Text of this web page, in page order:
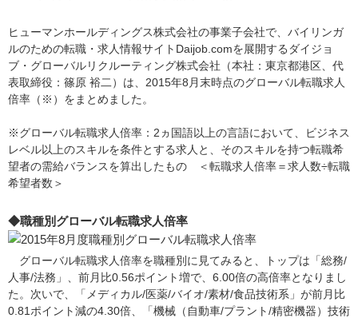
ヒューマンホールディングス株式会社の事業子会社で、バイリンガ
ルのための転職・求人情報サイトDaijob.comを展開するダイジョ
ブ・グローバルリクルーティング株式会社（本社：東京都港区、代
表取締役：篠原 裕二）は、2015年8月末時点のグローバル転職求人
倍率（※）をまとめました。
※グローバル転職求人倍率：2ヵ国語以上の言語において、ビジネス
レベル以上のスキルを条件とする求人と、そのスキルを持つ転職希
望者の需給バランスを算出したもの ＜転職求人倍率＝求人数÷転職
希望者数＞
◆職種別グローバル転職求人倍率
グローバル転職求人倍率を職種別に見てみると、トップは「総務/
人事/法務」、前月比0.56ポイント増で、6.00倍の高倍率となりまし
た。次いで、「メディカル/医薬/バイオ/素材/食品技術系」が前月比
0.81ポイント減の4.30倍、「機械（自動車/プラント/精密機器）技術